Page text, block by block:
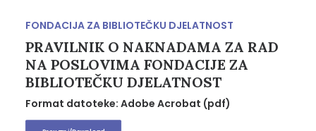
FONDACIJA ZA BIBLIOTEČKU DJELATNOST
PRAVILNIK O NAKNADAMA ZA RAD
NA POSLOVIMA FONDACIJE ZA
BIBLIOTEČKU DJELATNOST
Format datoteke: Adobe Acrobat (pdf)